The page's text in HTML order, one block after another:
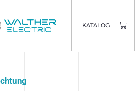
KATALOG